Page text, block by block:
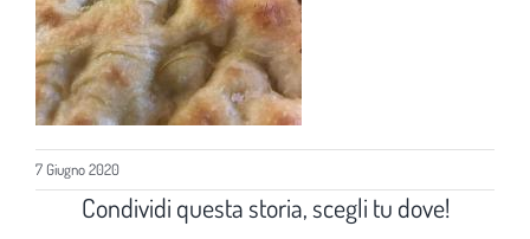
7 Giugno 2020
Condividi questa storia, scegli tu dove!